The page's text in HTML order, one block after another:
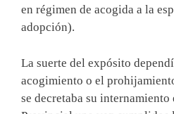
en régimen de acogida a la
adopción).
La suerte del expósito
acogimiento o el
se decretaba su